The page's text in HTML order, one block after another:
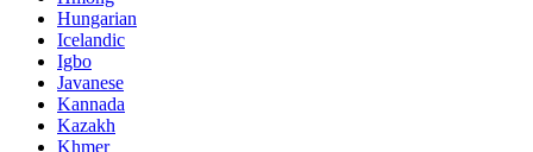
Hungarian
Icelandic
Igbo
Javanese
Kannada
Kazakh
Khmer